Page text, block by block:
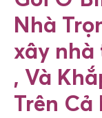
Nhà
xây
, Và
Trên